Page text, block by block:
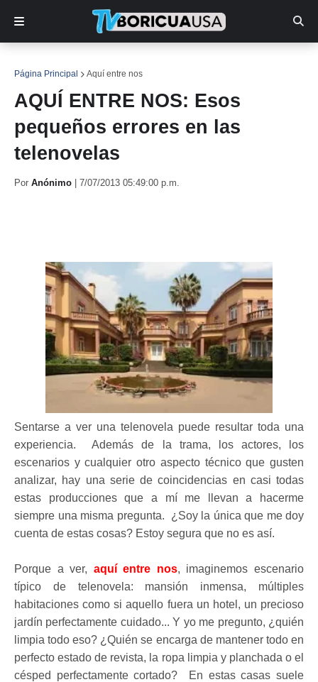
Página Principal Aquí entre nos
AQUÍ ENTRE NOS: Esos
pequeños errores en las
telenovelas
Por Anónimo 7/07/2013 05:49:00 p.m.
Sentarse a ver una telenovela puede resultar toda una
experiencia. Además de la trama, los actores, los
escenarios y cualquier otro aspecto técnico que gusten
analizar, hay una serie de coincidencias en casi todas
estas producciones que a mí me llevan a hacerme
siempre una misma pregunta. ¿Soy la única que me doy
cuenta de estas cosas? Estoy segura que no es así.
Porque a ver, aquí entre nos, imaginemos escenario
típico de telenovela: mansión inmensa, múltiples
habitaciones como si aquello fuera un hotel, un precioso
jardín perfectamente cuidado... Y yo me pregunto, ¿quién
limpia todo eso? ¿Quién se encarga de mantener todo en
perfecto estado de revista, la ropa limpia y planchada o el
césped perfectamente cortado? En estas casas suele